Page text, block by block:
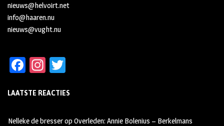
nieuws@helvoirt.net
info@haaren.nu
nieuws@vught.nu
Fa
b
oo
In
ag tt
LAATSTE REACTIES
Nelleke de bresseropOverleden: Annie Bolenius – Berkelmans